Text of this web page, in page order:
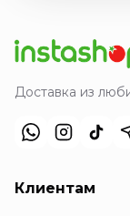
Доставка из
Клиентам